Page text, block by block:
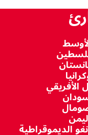
الديموقراطية